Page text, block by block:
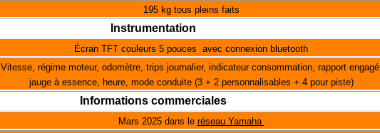
195 kg tous pleins faits
Instrumentation
Écran TFT couleurs 5 pouces avec connexion bluetooth
Vitesse, régime moteur, odomètre, trips journalier, indicateur consommation, rapport engagé,
jauge à essence, heure, mode conduite (3 + 2 personnalisables + 4 pour piste)
Informations commerciales
Mars 2025 dans le réseau Yamaha